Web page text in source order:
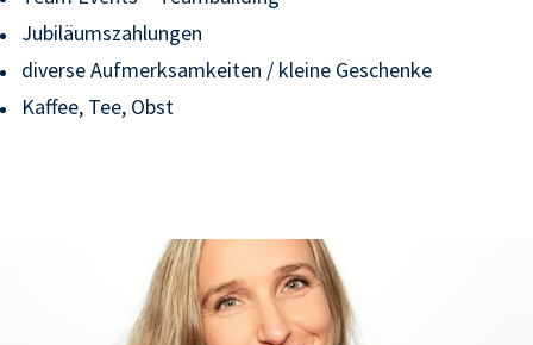
Jubiläumszahlungen
diverse Aufmerksamkeiten / kleine Geschenke
Kaffee, Tee, Obst